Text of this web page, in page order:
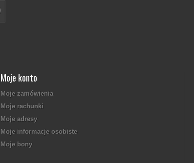
Moje konto
Moje zamówienia
Moje rachunki
Moje adresy
Moje informacje osobiste
Moje bony